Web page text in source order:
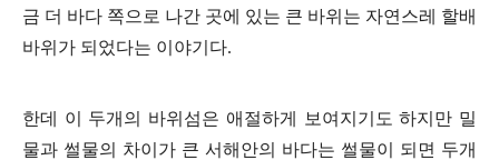
금 더 바다 쪽으로 나간 곳에 있는 큰 바위는 자연스레 할배
바위가 되었다는 이야기다.
한데 이 두개의 바위섬은 애절하게 보여지기도 하지만 밀
물과 썰물의 차이가 큰 서해안의 바다는 썰물이 되면 두개